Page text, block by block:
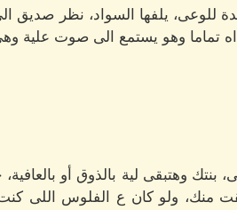
للوعى، يلفها السواد، نظر صديق
تماما وهو يستمع الى صوت علية
بنتك وهتبقى لية بالذوق أو
منك، ولو كان ع الفلوس اللى